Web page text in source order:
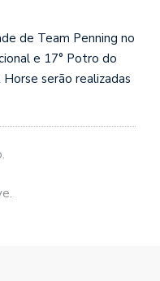
de Team Penning no
e 17° Potro do
serão realizadas